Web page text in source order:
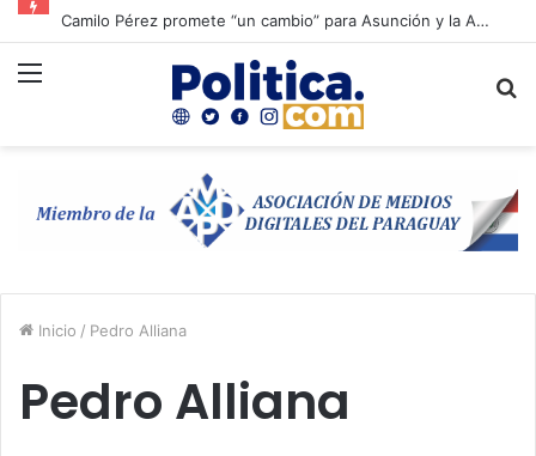
Soledad Núñez suma a Miguel Prieto a su campaña y refuerza la unidad opositora en Asunción
Inicio / Pedro Alliana
Pedro Alliana